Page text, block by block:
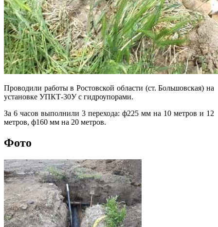
Проводили работы в Ростовской области (ст. Большовская) на
установке УПКТ-30У с гидроупорами.
За 6 часов выполнили 3 перехода: ф225 мм на 10 метров и 12
метров, ф160 мм на 20 метров.
Фото